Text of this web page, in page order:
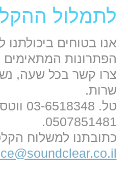
לתמלול
אנו בטוחים
הפתרונות המתאימים
צרו קשר בכל שעה,
שרות.
טל. 03-
0507851481.
כתובתנו למשלוח